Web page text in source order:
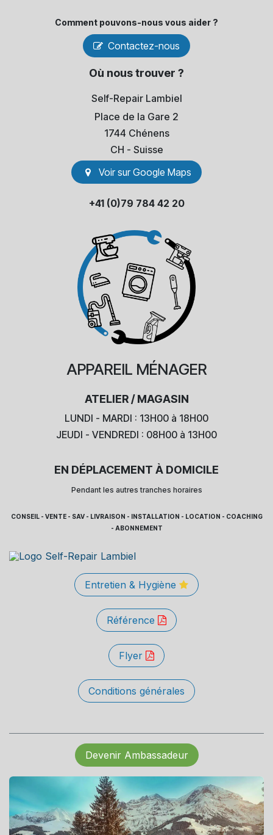
Comment pouvons-​nous vous aider ?
Contactez-nous
Où nous trouver ?
Self-Repair Lambiel
Place de la Gare 2
1744 Chénens
​CH - Suisse
Voir sur Go​​ogle Maps
+41 (0)79 784 42 20
APPAREIL MÉNAGER
ATELIER / MAGASIN
LUNDI - MARDI : 13H00 à 18H00
JEUDI - VENDREDI : 08H00 à 13H00
EN DÉPLACEMENT À DOMICILE
Pendant les autres tranches horaires
CONSEIL - VENTE - SAV - LIVRAISON - INSTALLATION - LOCATION - COACHING
- ABONNEMENT
Entretien & Hygiène
Référence
Flyer
Conditions générales
Devenir Ambassadeur